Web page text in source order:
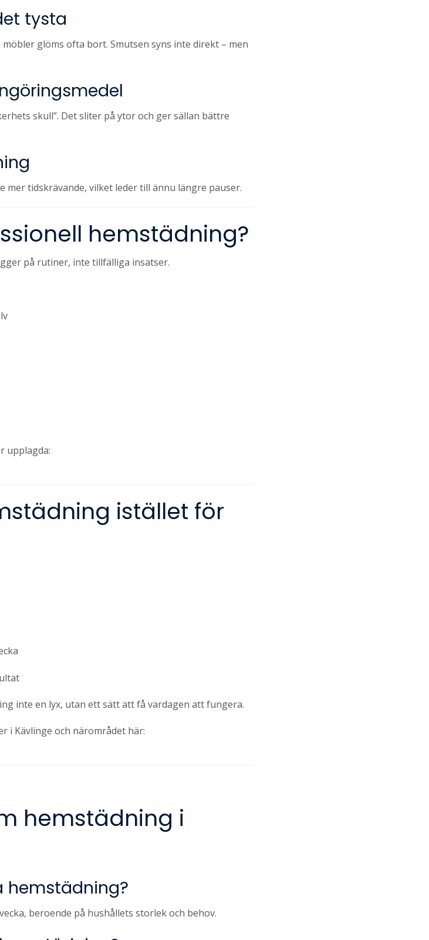
tysta
glöms ofta bort. Smutsen syns inte direkt – men
skull”. Det sliter på ytor och ger sällan bättre
tidskrävande, vilket leder till ännu längre pauser.
hemstädning?
på rutiner, inte tillfälliga insatser.
upplagda:
istället för
inte en lyx, utan ett sätt att få vardagen att fungera.
i Kävlinge och närområdet här:
hemstädning i
hemstädning?
beroende på hushållets storlek och behov.